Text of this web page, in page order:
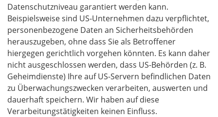
Datenschutzniveau garantiert werden kann.
Beispielsweise sind US-Unternehmen dazu verpflichtet,
personenbezogene Daten an Sicherheitsbehörden
herauszugeben, ohne dass Sie als Betroffener
hiergegen gerichtlich vorgehen könnten. Es kann daher
nicht ausgeschlossen werden, dass US-Behörden (z. B.
Geheimdienste) Ihre auf US-Servern befindlichen Daten
zu Überwachungszwecken verarbeiten, auswerten und
dauerhaft speichern. Wir haben auf diese
Verarbeitungstätigkeiten keinen Einfluss.